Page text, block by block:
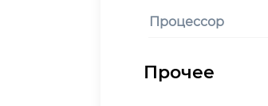
Процессор